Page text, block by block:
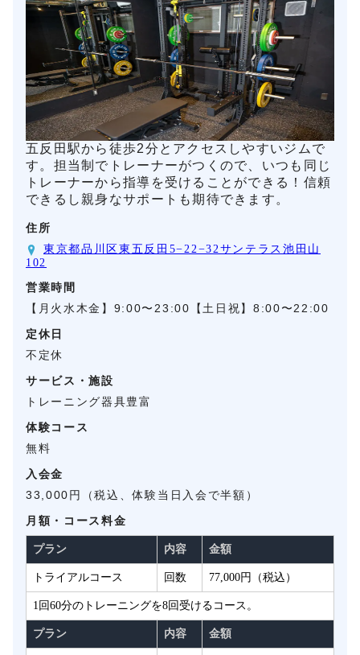
五反田駅から徒歩2分とアクセスしやすいジムで
す。担当制でトレーナーがつくので、いつも同じ
トレーナーから指導を受けることができる！信頼
できるし親身なサポートも期待できます。
住所
東京都品川区東五反田5−22−32サンテラス池田山
102
営業時間
【月火水木金】9:00〜23:00【土日祝】8:00〜22:00
定休日
不定休
サービス・施設
トレーニング器具豊富
体験コース
無料
入会金
33,000円（税込、体験当日入会で半額）
月額・コース料金
プラン 内容 金額
トライアルコース 回数 77,000円（税込）
1回60分のトレーニングを8回受けるコース。
プラン 内容 金額